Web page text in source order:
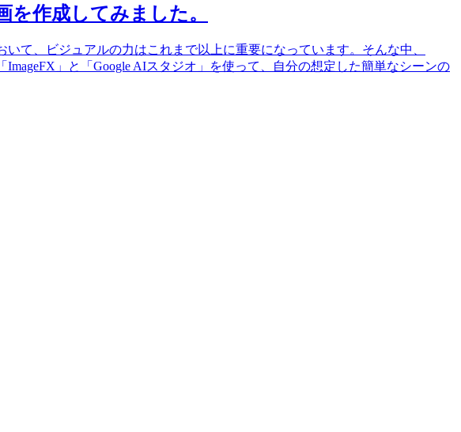
を作成してみました。
て、ビジュアルの力はこれまで以上に重要になっています。そんな中、
」と「Google AIスタジオ」を使って、自分の想定した簡単なシーンの